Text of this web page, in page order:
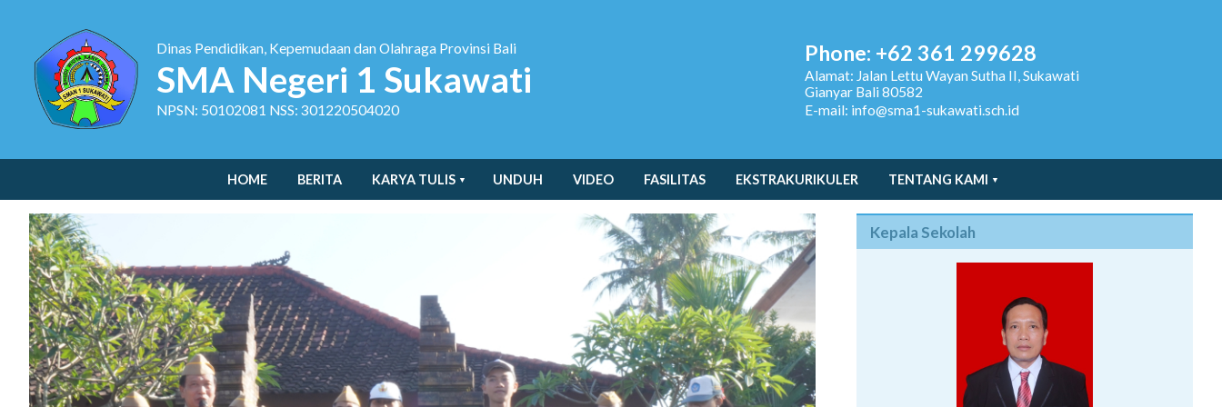
Dinas Pendidikan, Kepemudaan dan Olahraga Provinsi Bali
SMA Negeri 1 Sukawati
NPSN: 50102081 NSS: 301220504020
Phone: +62 361 299628
Alamat: Jalan Lettu Wayan Sutha II, Sukawati
Gianyar Bali 80582
E-mail: info@sma1-sukawati.sch.id
HOME BERITA KARYA TULIS UNDUH VIDEO FASILITAS EKSTRAKURIKULER TENTANG KAMI
Kepala Sekolah